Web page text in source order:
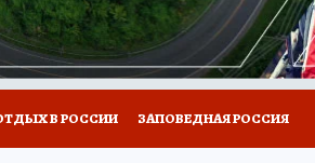
В РОССИИ ЗАПОВЕДНАЯ РОССИЯ